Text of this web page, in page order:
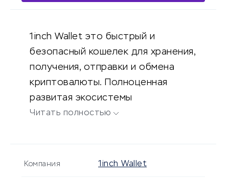
1inch Wallet это быстрый и
безопасный кошелек для хранения,
получения, отправки и обмена
криптовалюты. Полноценная
развитая экосистемы
децентрализованных финансов.
Читать полностью
Компания 1inch Wallet